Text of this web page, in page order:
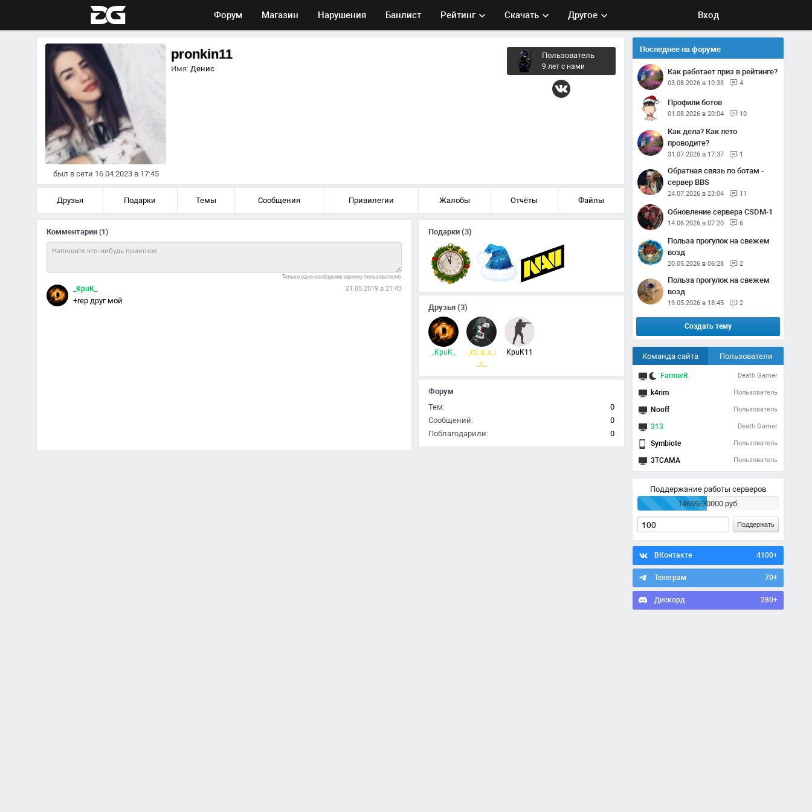
Форум Магазин Нарушения Банлист Рейтинг Скачать Другое Вход
был в сети 16.04.2023 в 17:45
pronkin11
Имя: Денис
Пользователь
9 лет с нами
Друзья Подарки Темы Сообщения Привилегии Жалобы Отчёты Файлы
Комментарии (1)
Только одно сообщение одному пользователю.
_KpuK_ 21.05.2019 в 21:43
+rep друг мой
Подарки (3)
Друзья (3)
_KpuK_
_m_u_s_i
_c_
KpuK11
Форум
Тем:
0
Сообщений:
0
Поблагодарили:
0
Последнее на форуме
Как работает приз в рейтинге?
03.08.2026 в 10:33 4
Профили ботов
01.08.2026 в 20:04 10
Как дела? Как лето
проводите?
31.07.2026 в 17:37 1
Обратная связь по ботам -
сервер BBS
24.07.2026 в 23:04 11
Обновление сервера CSDM-1
14.06.2026 в 07:20 6
Польза прогулок на свежем
возд
20.05.2026 в 06:28 2
Польза прогулок на свежем
возд
19.05.2026 в 18:45 2
Создать тему
Команда сайта Пользователи
FarmerR Death Gamer
k4rim Пользователь
Nooff Пользователь
313 Death Gamer
Symbiote Пользователь
3TCAMA Пользователь
Поддержание работы серверов
14659/30000 руб.
Поддержать
ВКонтакте 4100+
Телеграм 70+
Дискорд 280+